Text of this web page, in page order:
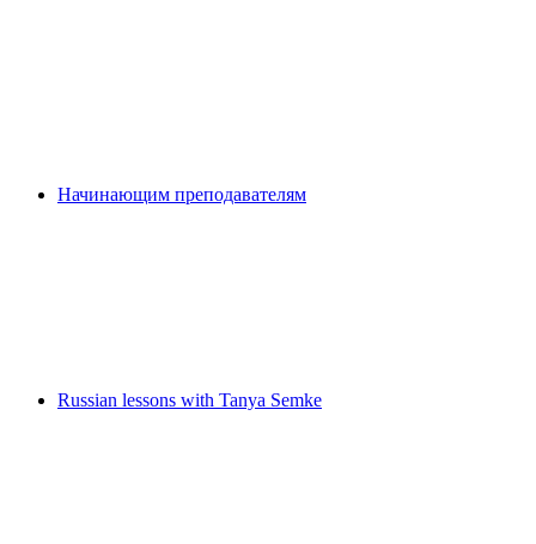
Начинающим преподавателям
Russian lessons with Tanya Semke